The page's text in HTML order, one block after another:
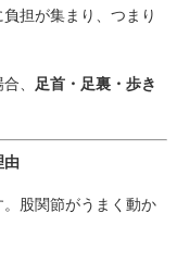
担が集まり、つまり
、
足首・足裏・歩き
由
股関節がうまく動か